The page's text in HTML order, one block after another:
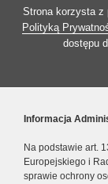
Strona korzysta z
Polityką
dostępu
Informacja
Na podstawie art.
Europejskiego i
sprawie ochrony